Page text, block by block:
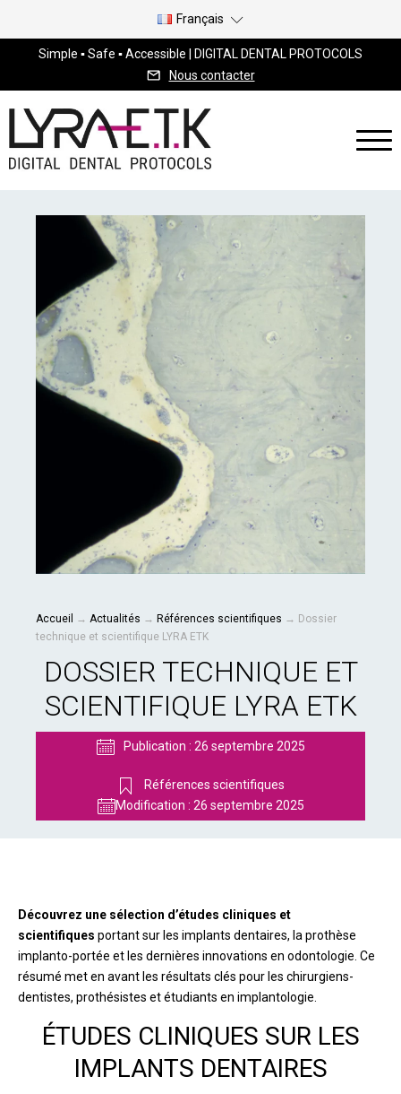
Simple ▪ Safe ▪ Accessible | DIGITAL DENTAL PROTOCOLS
Nous contacter
Français
Accueil → Actualités → Références scientifiques → Dossier
technique et scientifique LYRA ETK
DOSSIER TECHNIQUE ET
SCIENTIFIQUE LYRA ETK
Publication : 26 septembre 2025
Références scientifiques
Modification : 26 septembre 2025
Découvrez une sélection d’études cliniques et
scientifiques portant sur les implants dentaires, la prothèse
implanto-portée et les dernières innovations en odontologie. Ce
résumé met en avant les résultats clés pour les chirurgiens-
dentistes, prothésistes et étudiants en implantologie.
ÉTUDES CLINIQUES SUR LES
IMPLANTS DENTAIRES